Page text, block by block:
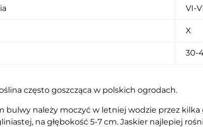
VI-
X
30-
często goszcząca w polskich ogrodach.
bulwy należy moczyć w letniej wodzie przez
na głębokość 5-7 cm. Jaskier najlepiej